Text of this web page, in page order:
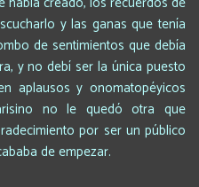
y las ganas que tenía
de sentimientos que debía
y no debí ser la única puesto
aplausos y onomatopéyicos
no le quedó otra que
por ser un público
de empezar.